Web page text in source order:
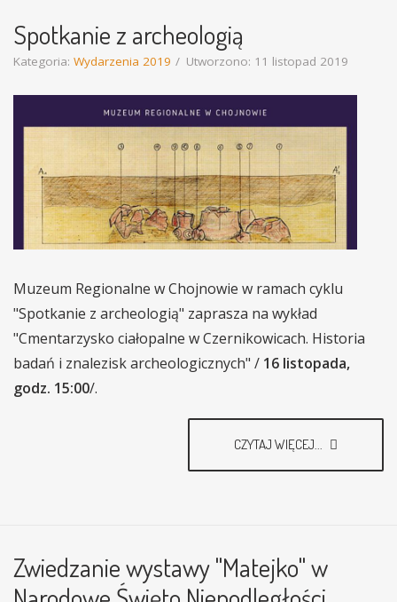
Spotkanie z archeologią
Kategoria: Wydarzenia 2019 Utworzono: 11 listopad 2019
Muzeum Regionalne w Chojnowie w ramach cyklu
"Spotkanie z archeologią" zaprasza na wykład
"Cmentarzysko ciałopalne w Czernikowicach. Historia
badań i znalezisk archeologicznych" / 16 listopada,
godz. 15:00/.
CZYTAJ WIĘCEJ...
Zwiedzanie wystawy "Matejko" w